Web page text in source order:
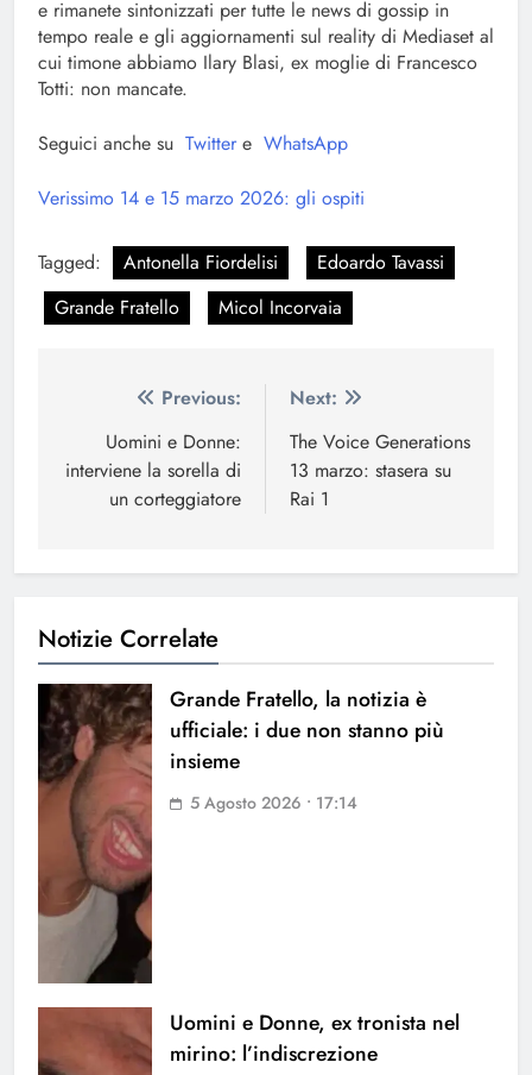
e rimanete sintonizzati per tutte le news di gossip in
tempo reale e gli aggiornamenti sul reality di Mediaset al
cui timone abbiamo Ilary Blasi, ex moglie di Francesco
Totti: non mancate.
Seguici anche su Twitter e WhatsApp
Verissimo 14 e 15 marzo 2026: gli ospiti
Tagged: Antonella Fiordelisi
Edoardo Tavassi
Grande Fratello
Micol Incorvaia
Navigazione
articoli
Previous:
Uomini e Donne:
interviene la sorella di
un corteggiatore
Next:
The Voice Generations
13 marzo: stasera su
Rai 1
Notizie Correlate
Grande Fratello, la notizia è
ufficiale: i due non stanno più
insieme
5 Agosto 2026 • 17:14
Uomini e Donne, ex tronista nel
mirino: l’indiscrezione